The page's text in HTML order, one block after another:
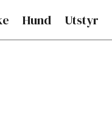
Hund Utstyr